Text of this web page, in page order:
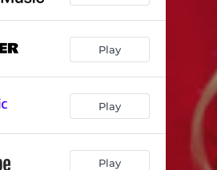
Play
Play
Play